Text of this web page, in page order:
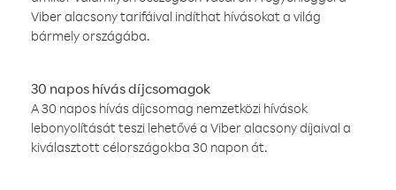
Viber alacsony tarifáival indíthat hívásokat a világ
bármely országába.
30 napos hívás díjcsomagok
A 30 napos hívás díjcsomag nemzetközi hívások
lebonyolítását teszi lehetővé a Viber alacsony díjaival a
kiválasztott célországokba 30 napon át.